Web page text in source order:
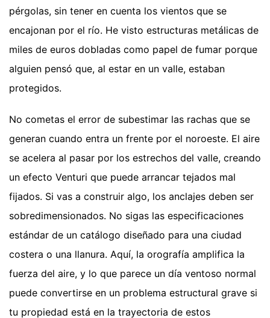
pérgolas, sin tener en cuenta los vientos que se
encajonan por el río. He visto estructuras metálicas de
miles de euros dobladas como papel de fumar porque
alguien pensó que, al estar en un valle, estaban
protegidos.
No cometas el error de subestimar las rachas que se
generan cuando entra un frente por el noroeste. El aire
se acelera al pasar por los estrechos del valle, creando
un efecto Venturi que puede arrancar tejados mal
fijados. Si vas a construir algo, los anclajes deben ser
sobredimensionados. No sigas las especificaciones
estándar de un catálogo diseñado para una ciudad
costera o una llanura. Aquí, la orografía amplifica la
fuerza del aire, y lo que parece un día ventoso normal
puede convertirse en un problema estructural grave si
tu propiedad está en la trayectoria de estos